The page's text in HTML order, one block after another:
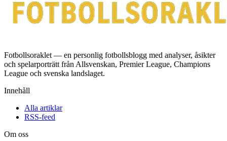
Fotbollsoraklet — en personlig fotbollsblogg med analyser, åsikter
och spelarporträtt från Allsvenskan, Premier League, Champions
League och svenska landslaget.
Innehåll
Alla artiklar
RSS-feed
Om oss